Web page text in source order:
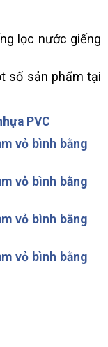
lọc nước giếng
số sản phẩm tại
PVC
vỏ bình bằng
vỏ bình bằng
vỏ bình bằng
vỏ bình bằng